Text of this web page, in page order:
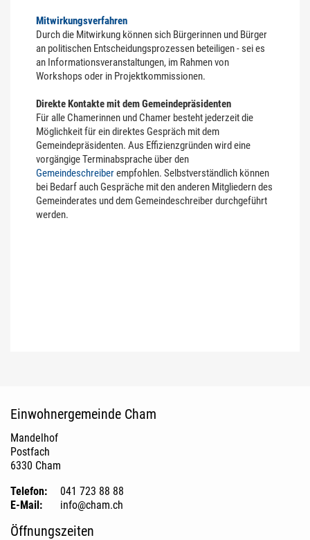
Mitwirkungsverfahren
Durch die Mitwirkung können sich Bürgerinnen und Bürger
an politischen Entscheidungsprozessen beteiligen - sei es
an Informationsveranstaltungen, im Rahmen von
Workshops oder in Projektkommissionen.
Direkte Kontakte mit dem Gemeindepräsidenten
Für alle Chamerinnen und Chamer besteht jederzeit die
Möglichkeit für ein direktes Gespräch mit dem
Gemeindepräsidenten. Aus Effizienzgründen wird eine
vorgängige Terminabsprache über den
Gemeindeschreiberempfohlen. Selbstverständlich können
bei Bedarf auch Gespräche mit den anderen Mitgliedern des
Gemeinderates und dem Gemeindeschreiber durchgeführt
werden.
Einwohnergemeinde Cham
Mandelhof
Postfach
6330 Cham
Telefon:
041 723 88 88
E-Mail:
info@cham.ch
Öffnungszeiten